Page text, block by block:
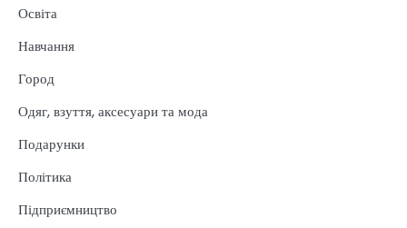
Освіта
Навчання
Город
Одяг, взуття, аксесуари та мода
Подарунки
Політика
Підприємництво